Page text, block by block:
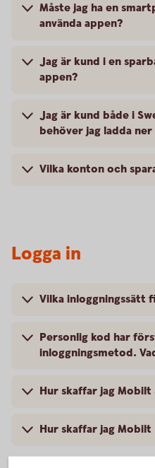
Måste jag ha en
använda appen?
Jag är kund i en
appen?
Jag är kund både i
behöver jag ladda
Vilka konton och
Logga in
Vilka inloggningssätt
Personlig kod har
inloggningsmetod.
Hur skaffar jag Mobilt
Hur skaffar jag Mobilt